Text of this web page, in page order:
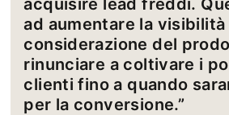
ad aumentare la visibilità
considerazione del
rinunciare a coltivare i
clienti fino a quando
per la conversione.”